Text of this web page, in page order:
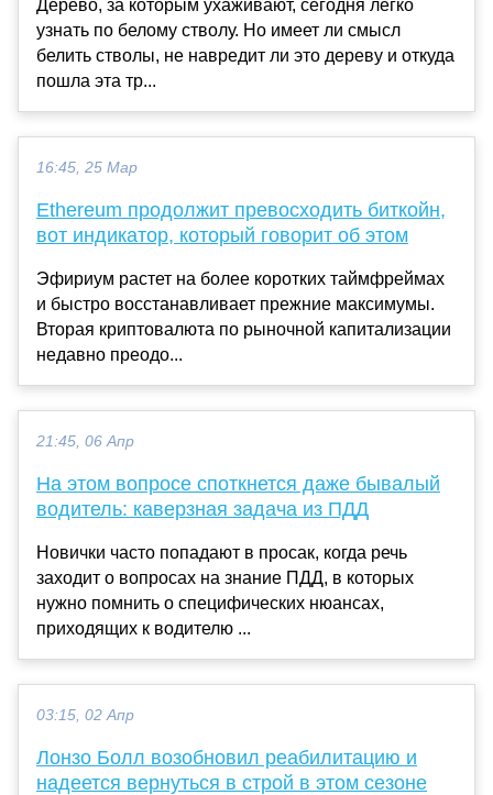
Дерево, за которым ухаживают, сегодня легко
узнать по белому стволу. Но имеет ли смысл
белить стволы, не навредит ли это дереву и откуда
пошла эта тр...
16:45, 25 Мар
Ethereum продолжит превосходить биткойн,
вот индикатор, который говорит об этом
Эфириум растет на более коротких таймфреймах
и быстро восстанавливает прежние максимумы.
Вторая криптовалюта по рыночной капитализации
недавно преодо...
21:45, 06 Апр
На этом вопросе споткнется даже бывалый
водитель: каверзная задача из ПДД
Новички часто попадают в просак, когда речь
заходит о вопросах на знание ПДД, в которых
нужно помнить о специфических нюансах,
приходящих к водителю ...
03:15, 02 Апр
Лонзо Болл возобновил реабилитацию и
надеется вернуться в строй в этом сезоне